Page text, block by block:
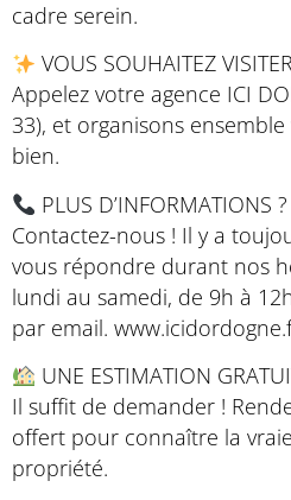
cadre serein.
VOUS SOUHAITEZ
Appelez votre agence ICI
33), et organisons
bien.
PLUS D’INFORMATIONS ?
Contactez-nous ! Il y a
vous répondre durant nos
lundi au samedi, de 9h à
par email.
UNE ESTIMATION
Il suffit de demander !
offert pour connaître la
propriété.